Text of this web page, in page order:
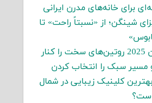
برای خانه‌های مدرن ایرانی
شینگن؛ از «نسبتاً راحت» تا
چرا زنان 2025 روتین‌های سخت را کنار
سبک را انتخاب کردن
کلینیک زیبایی در شمال